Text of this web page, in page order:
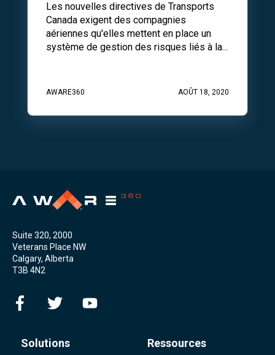
Les nouvelles directives de Transports
Canada exigent des compagnies
aériennes qu'elles mettent en place un
système de gestion des risques liés à la...
AWARE360 AOÛT 18, 2020
Suite 320, 2000
Veterans Place NW
Calgary, Alberta
T3B 4N2
Solutions Ressources